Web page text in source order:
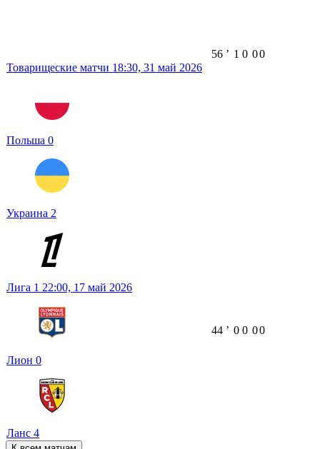
Товарищеские матчи 18:30, 31 май 2026
Польша 0
Украина 2
56 ʼ 1 0 00
Лига 1 22:00, 17 май 2026
Лион 0
Ланс 4
44 ʼ 0 0 00